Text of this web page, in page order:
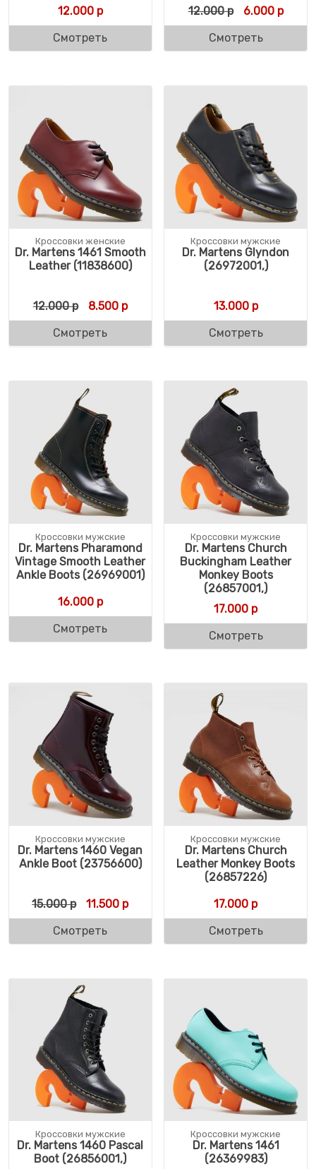
12.000р
Смотреть
12.000р 6.000р
Смотреть
Кроссовки женские
Dr. Martens 1461 Smooth
Leather (11838600)
12.000р Первоначальная цена составляла 12.000
8.500рТекущая цена: 8.500 р.
Смотреть
Кроссовки мужские
Dr. Martens Glyndon
(26972001,)
13.000р
Смотреть
Кроссовки мужские
Dr. Martens Pharamond
Vintage Smooth Leather
Ankle Boots (26969001)
16.000р
Смотреть
Кроссовки мужские
Dr. Martens Church
Buckingham Leather
Monkey Boots
(26857001,)
17.000 р
Смотреть
Кроссовки мужские
Dr. Martens 1460 Vegan
Ankle Boot (23756600)
15.000р Первоначальная цена составляла 15.000
11.500 рТекущая цена: 11.500 р.
Смотреть
Кроссовки мужские
Dr. Martens Church
Leather Monkey Boots
(26857226)
17.000 р
Смотреть
Кроссовки мужские
Dr. Martens 1460 Pascal
Boot (26856001,)
Кроссовки мужские
Dr. Martens 1461
(26369983)